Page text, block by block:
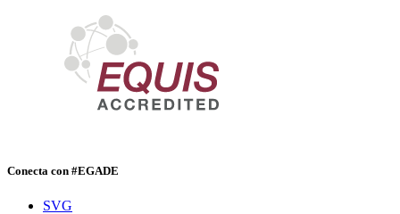
Conecta con #EGADE
SVG